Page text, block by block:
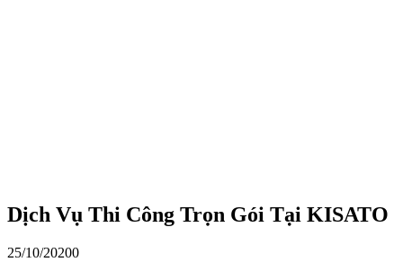
Dịch Vụ Thi Công Trọn Gói Tại KISATO
25/10/20200